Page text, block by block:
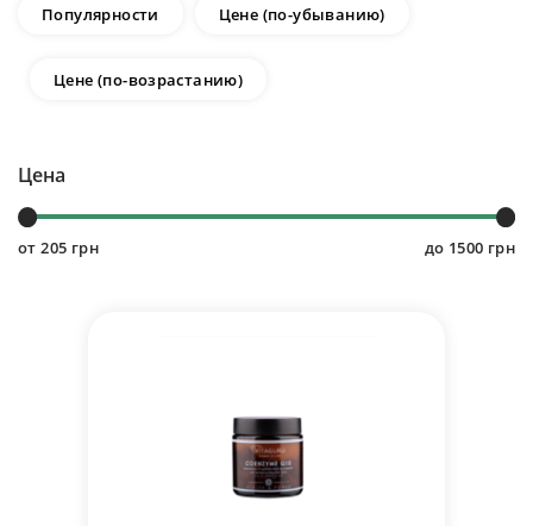
Популярности Цене (по-убыванию)
Цене (по-возрастанию)
Цена
от205 грн до 1500 грн